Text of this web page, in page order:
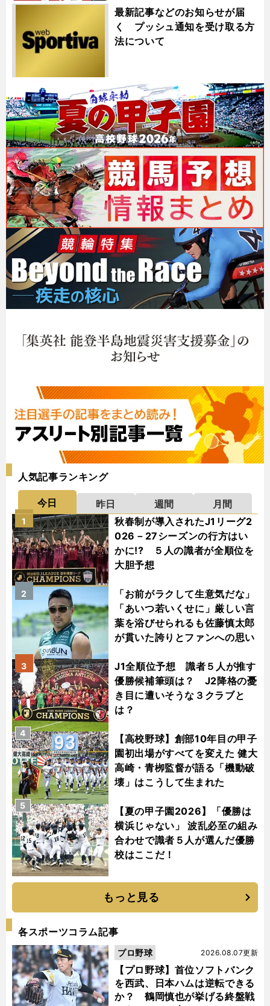
最新記事などのお知らせが届
く プッシュ通知を受け取る方
法について
人気記事ランキング
今日 昨日 週間
月間
秋春制が導入されたJ1リーグ2
026－27シーズンの行方はい
かに!? ５人の識者が全順位を
大胆予想
1
「お前がラクして生意気だな」
「あいつ若いくせに」厳しい言
葉を浴びせられるも佐藤慎太郎
が貫いた誇りとファンへの思い
2
J1全順位予想 識者５人が推す
優勝候補筆頭は？ J2降格の憂
き目に遭いそうな３クラブと
は？
3
【高校野球】創部10年目の甲子
園初出場がすべてを変えた 健大
高崎・青栁監督が語る「機動破
壊」はこうして生まれた
4
【夏の甲子園2026】「優勝は
横浜じゃない」 波乱必至の組み
合わせで識者５人が選んだ優勝
校はここだ！
5
もっと見る
各スポーツコラム記事
【プロ野球】首位ソフトバンク
を西武、日本ハムは逆転できる
か？ 鶴岡慎也が挙げる終盤戦
2026.08.07更新
プロ野球